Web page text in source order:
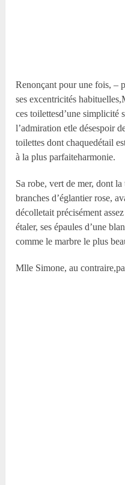
Renonçant pour une fois, –
ses excentricités
ces toilettesd’une simplicité
l’admiration etle désespoir
toilettes dont chaquedétail
à la plus parfaiteharmonie.
Sa robe, vert de mer, dont
branches d’églantier rose,
décolletait précisément
étaler, ses épaules d’une
comme le marbre le plus
Mlle Simone, au